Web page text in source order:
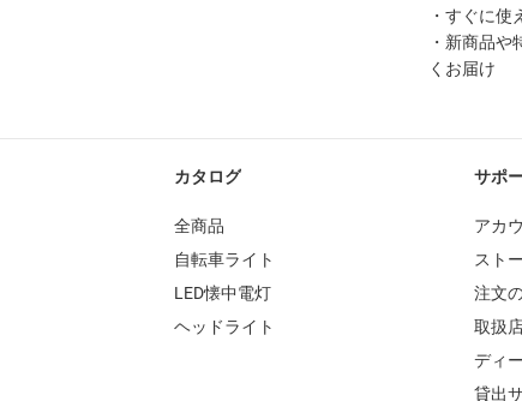
・すぐに使
・新商品
くお届け
カタログ
全商品
自転車ライト
LED懐中電灯
ヘッドライト
サポ
アカ
スト
注文
取扱
ディ
貸出